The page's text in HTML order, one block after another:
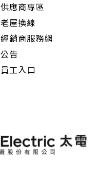
供應商專區
老屋換線
經銷商服務網
公告
員工入口